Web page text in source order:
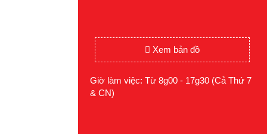
Xem bản đồ
Giờ làm việc: Từ 8g00 - 17g30 (Cả Thứ 7
& CN)